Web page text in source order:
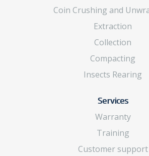
Coin Crushing and
Extraction
Collection
Compacting
Insects Rearing
Services
Warranty
Training
Customer support